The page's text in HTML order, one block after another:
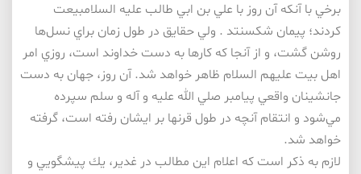
برخي با آنكه آن روز با علي بن ابي طالب عليه السلامبيعت
كردند؛ پيمان شكسنتد . ولي حقايق در طول زمان براي نسل‌ها
روشن گشت، و از‌ آنجا كه كارها به دست خداوند است، روزي امر
اهل بيت عليهم السلام ظاهر خواهد شد. آن روز، جهان به دست
جانشينان واقعي پيامبر صلي الله عليه و آله و سلم سپرده
مي‌شود و انتقام آنچه در طول قرنها بر ايشان رفته است، گرفته
خواهد شد.
لازم به ذكر است كه اعلام اين مطالب در غدير، يك پيشگويي و